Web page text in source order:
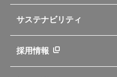
アパレル小物
業務用製品
新製品一覧
レシピ本のご紹介
部品の種類や販売状況を調べる
よくあるご質問・お問い合わせ
企業理念
会社概要
ニュース
サステナビリティ
採用情報